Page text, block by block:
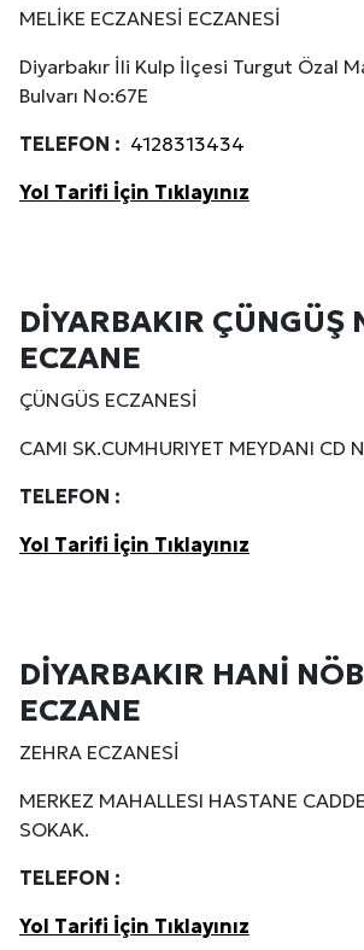
MELİKE ECZANESİ ECZANESİ
Diyarbakır İli Kulp İlçesi Turgut Özal
Bulvarı No:67E
TELEFON : 4128313434
Yol Tarifi İçin Tıklayınız
DİYARBAKIR ÇÜNGÜŞ
ECZANE
ÇÜNGÜS ECZANESİ
CAMI SK.CUMHURIYET MEYDANI CD
TELEFON :
Yol Tarifi İçin Tıklayınız
DİYARBAKIR HANİ
ECZANE
ZEHRA ECZANESİ
MERKEZ MAHALLESI HASTANE
SOKAK.
TELEFON :
Yol Tarifi İçin Tıklayınız